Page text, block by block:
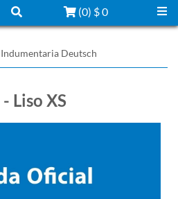
(0) $ 0
Indumentaria Deutsch
Liso XS